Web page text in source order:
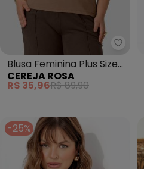
Blusa Feminina Plus Size
em Meia Malha com
Estampa Marrom
CEREJA ROSA
R$ 35,96R$ 89,90
-25%